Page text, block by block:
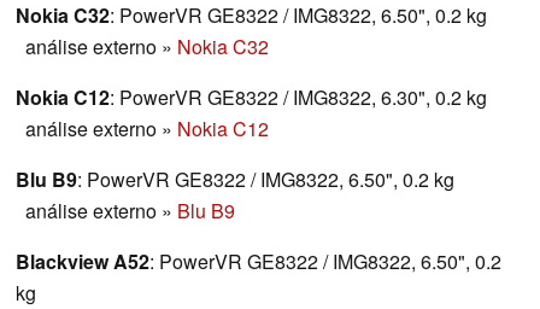
Nokia C32: PowerVR GE8322 / IMG8322, 6.50", 0.2 kg
análise externo » Nokia C32
Nokia C12: PowerVR GE8322 / IMG8322, 6.30", 0.2 kg
análise externo » Nokia C12
Blu B9: PowerVR GE8322 / IMG8322, 6.50", 0.2 kg
análise externo » Blu B9
Blackview A52: PowerVR GE8322 / IMG8322, 6.50", 0.2
kg